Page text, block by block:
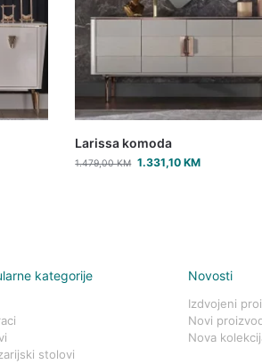
Larissa komoda
1.479,00KM 1.331,10 KM
kategorije
stolovi
Novosti
Izdvojeni
Novi
Nova